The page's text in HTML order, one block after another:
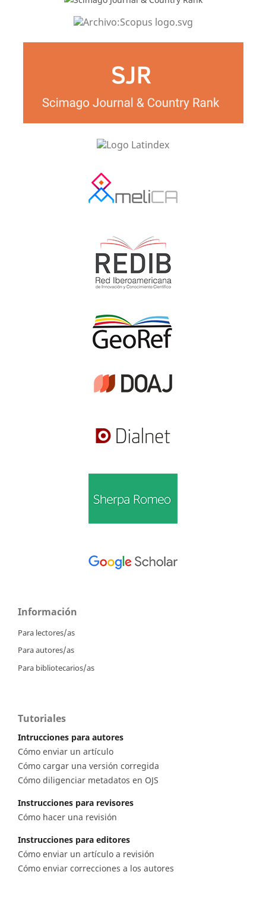
Información
Para lectores/as
Para autores/as
Para bibliotecarios/as
Tutoriales
Intrucciones para autores
Cómo enviar un artículo
Cómo cargar una versión corregida
Cómo diligenciar metadatos en OJS
Instrucciones para revisores
Cómo hacer una revisión
Instrucciones para editores
Cómo enviar un artículo a revisión
Cómo enviar correcciones a los autores